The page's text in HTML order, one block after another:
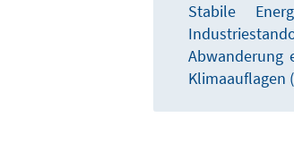
Stabile
Abwanderung
Klimaauflagen